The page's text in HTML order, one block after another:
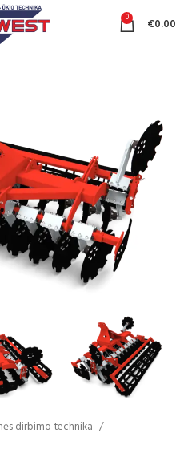
0 €0.00
dirbimo technika